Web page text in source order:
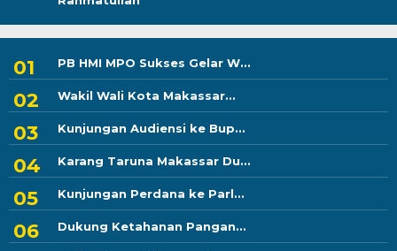
PB HMI MPO Sukses Gelar W...
Wakil Wali Kota Makassar...
Kunjungan Audiensi ke Bup...
Karang Taruna Makassar Du...
Kunjungan Perdana ke Parl...
Dukung Ketahanan Pangan...